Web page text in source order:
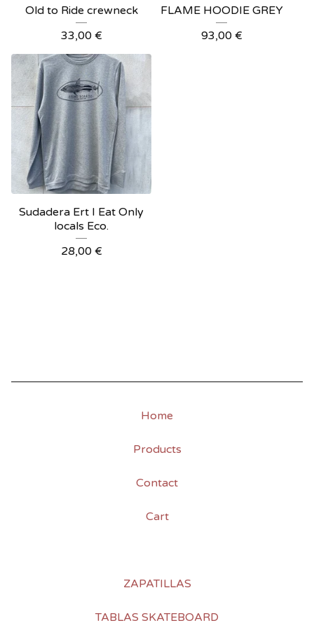
Old to Ride crewneck
33,00 €
FLAME HOODIE GREY
93,00 €
Sudadera Ert I Eat Only
locals Eco.
28,00 €
Home
Products
Contact
Cart
ZAPATILLAS
TABLAS SKATEBOARD